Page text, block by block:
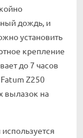
дождь, и
установить
крепление
до 7 часов
Z250
вылазок на